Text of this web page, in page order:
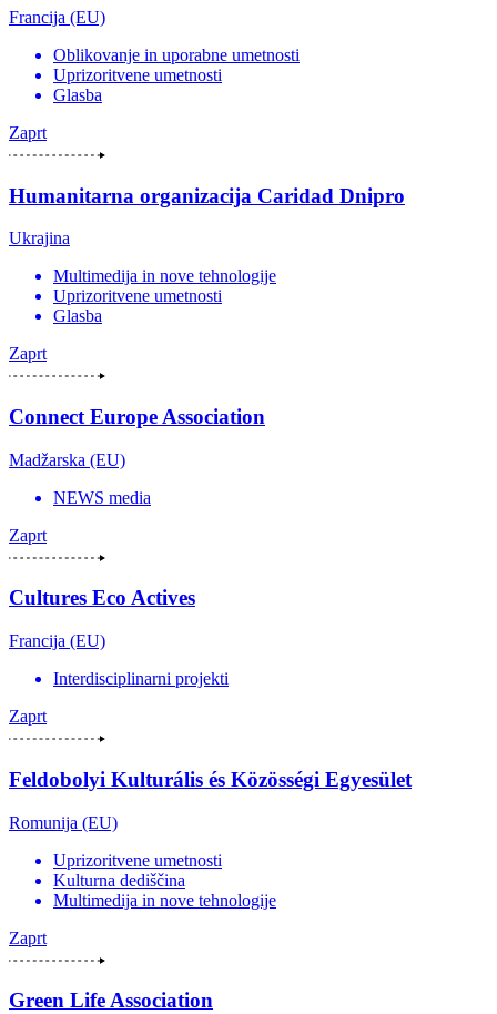
Francija (EU)
Oblikovanje in uporabne umetnosti
Uprizoritvene umetnosti
Glasba
Zaprt
Humanitarna organizacija Caridad Dnipro
Ukrajina
Multimedija in nove tehnologije
Uprizoritvene umetnosti
Glasba
Zaprt
Connect Europe Association
Madžarska (EU)
NEWS media
Zaprt
Cultures Eco Actives
Francija (EU)
Interdisciplinarni projekti
Zaprt
Feldobolyi Kulturális és Közösségi Egyesület
Romunija (EU)
Uprizoritvene umetnosti
Kulturna dediščina
Multimedija in nove tehnologije
Zaprt
Green Life Association